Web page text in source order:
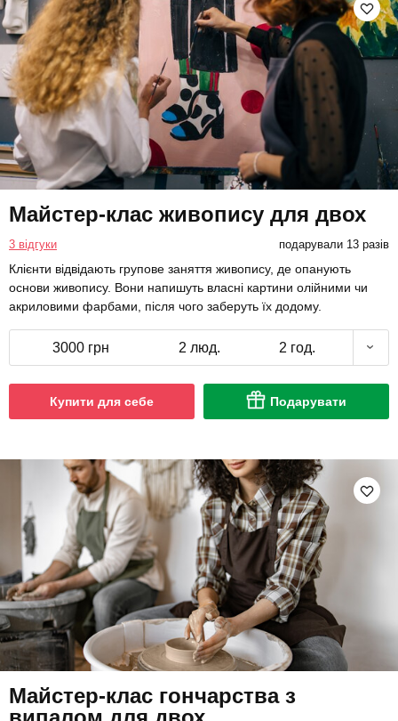
Майстер-клас живопису для двох
3 відгуки подарували 13 разів
Клієнти відвідають групове заняття живопису, де опанують
основи живопису. Вони напишуть власні картини олійними чи
акриловими фарбами, після чого заберуть їх додому.
3000 грн 2 люд. 2 год.
Купити для себе Подарувати
Майстер-клас гончарства з